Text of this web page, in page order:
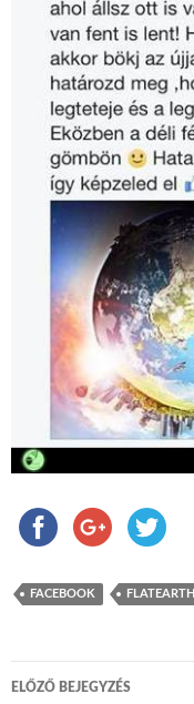
FACEBOOK FLATEARTH
ELŐZŐ BEJEGYZÉS